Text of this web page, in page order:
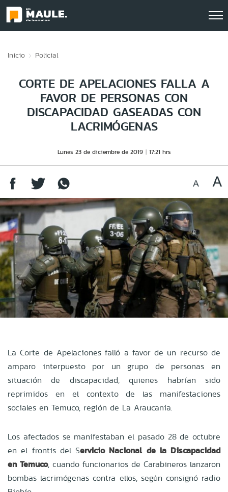
Inicio Policial
CORTE DE APELACIONES FALLA A
FAVOR DE PERSONAS CON
DISCAPACIDAD GASEADAS CON
LACRIMÓGENAS
Lunes 23 de diciembre de 2019 17:21 hrs
La Corte de Apelaciones falló a favor de un recurso de
amparo interpuesto por un grupo de personas en
situación de discapacidad, quienes habrían sido
reprimidos en el contexto de las manifestaciones
sociales en Temuco, región de La Araucanía.
Los afectados se manifestaban el pasado 28 de octubre
en el frontis del Servicio Nacional de la Discapacidad
en Temuco, cuando funcionarios de Carabineros lanzaron
bombas lacrimógenas contra ellos, según consignó radio